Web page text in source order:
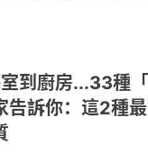
到廚房...33種「
告訴你：這2種